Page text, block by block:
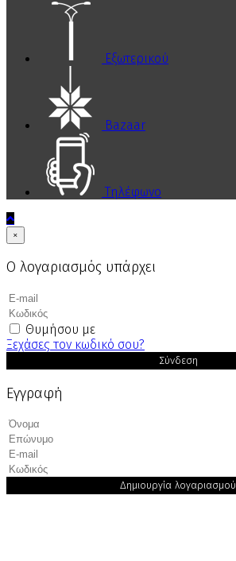
Εξωτερικού
Bazaar
Τηλέφωνο
×
Ο λογαριασμός υπάρχει
Θυμήσου με
Ξεχάσες τον κωδικό σου?
Σύνδεση
Εγγραφή
Δημιουργία λογαριασμού